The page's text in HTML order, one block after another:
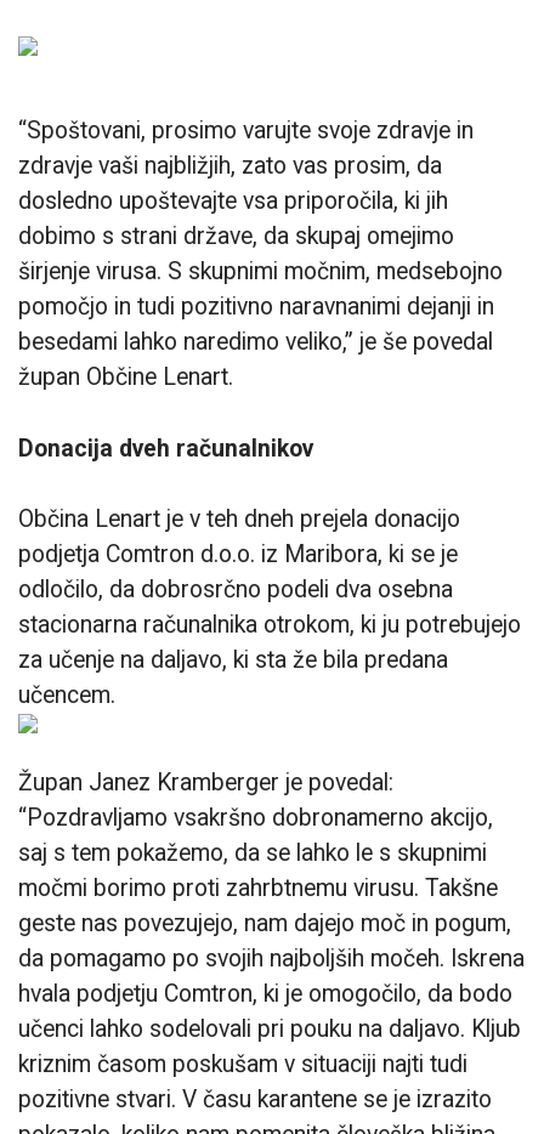
“Spoštovani, prosimo varujte svoje zdravje in
zdravje vaši najbližjih, zato vas prosim, da
dosledno upoštevajte vsa priporočila, ki jih
dobimo s strani države, da skupaj omejimo
širjenje virusa. S skupnimi močnim, medsebojno
pomočjo in tudi pozitivno naravnanimi dejanji in
besedami lahko naredimo veliko,” je še povedal
župan Občine Lenart.
Donacija dveh računalnikov
Občina Lenart je v teh dneh prejela donacijo
podjetja Comtron d.o.o. iz Maribora, ki se je
odločilo, da dobrosrčno podeli dva osebna
stacionarna računalnika otrokom, ki ju potrebujejo
za učenje na daljavo, ki sta že bila predana
učencem.
Župan Janez Kramberger je povedal:
“Pozdravljamo vsakršno dobronamerno akcijo,
saj s tem pokažemo, da se lahko le s skupnimi
močmi borimo proti zahrbtnemu virusu. Takšne
geste nas povezujejo, nam dajejo moč in pogum,
da pomagamo po svojih najboljših močeh. Iskrena
hvala podjetju Comtron, ki je omogočilo, da bodo
učenci lahko sodelovali pri pouku na daljavo. Kljub
kriznim časom poskušam v situaciji najti tudi
pozitivne stvari. V času karantene se je izrazito